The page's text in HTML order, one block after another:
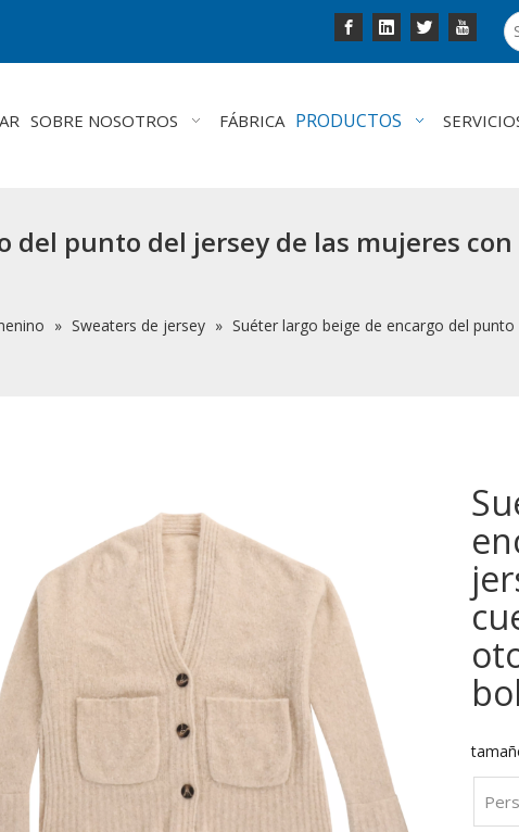
SOBRE NOSOTROS FÁBRICA PRODUCTOS
del punto del jersey de las mujeres
» Sweaters de jersey » Suéter largo beige de encargo del